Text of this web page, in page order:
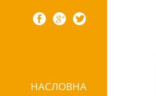
Skip to contentНАСЛОВНА